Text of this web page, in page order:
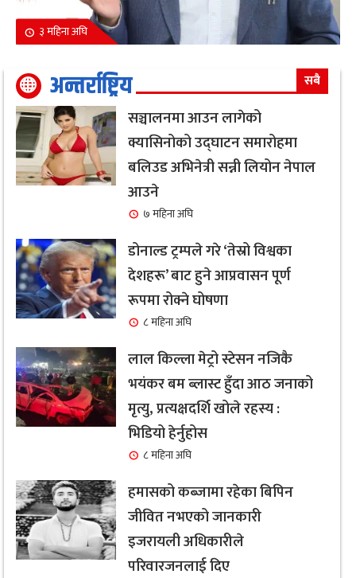
३ महिना अघि
अन्तर्राष्ट्रिय सबै
सञ्चालनमा आउन लागेको
क्यासिनोको उद्घाटन समारोहमा
बलिउड अभिनेत्री सन्नी लियोन नेपाल
आउने
७ महिना अघि
डोनाल्ड ट्रम्पले गरे ‘तेस्रो विश्वका
देशहरू’ बाट हुने आप्रवासन पूर्ण
रूपमा रोक्ने घोषणा
८ महिना अघि
लाल किल्ला मेट्रो स्टेसन नजिकै
भयंकर बम ब्लास्ट हुँदा आठ जनाको
मृत्यु, प्रत्यक्षदर्शि खोले रहस्य :
भिडियो हेर्नुहोस
८ महिना अघि
हमासको कब्जामा रहेका बिपिन
जीवित नभएको जानकारी
इजरायली अधिकारीले
परिवारजनलाई दिए